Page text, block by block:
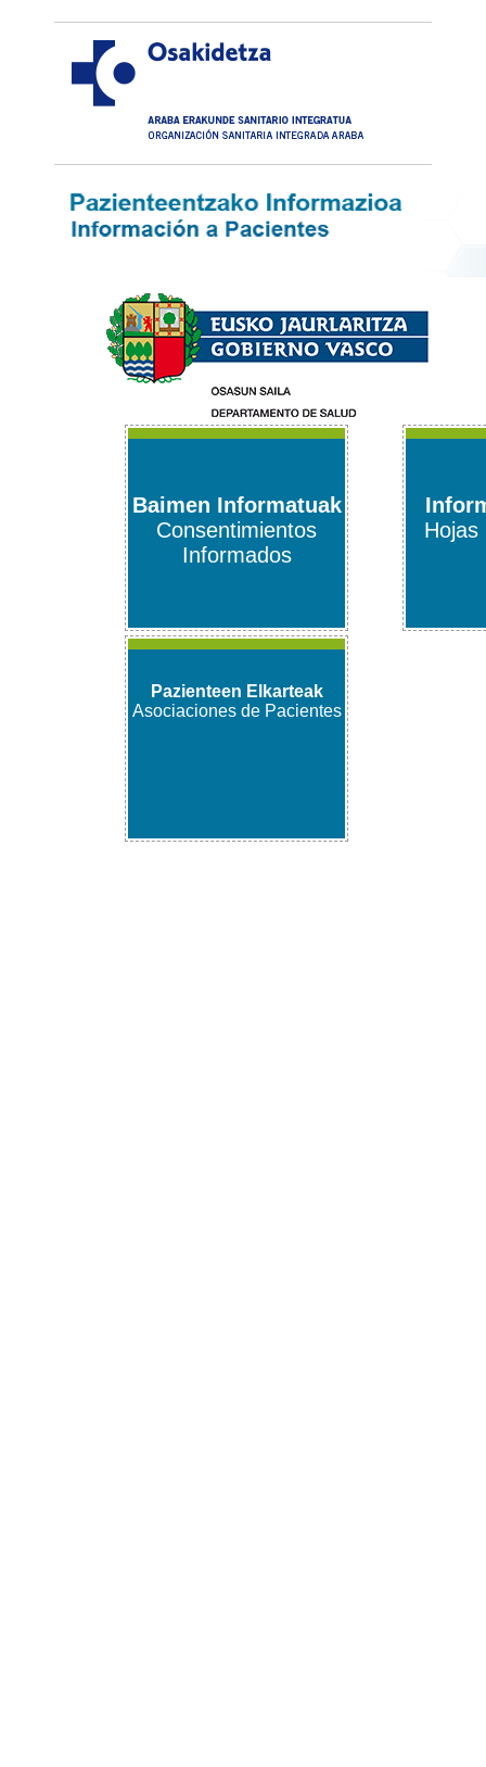
Baimen Informatuak
Consentimientos
Informados
Hojas
Pazienteen Elkarteak
Asociaciones de Pacientes